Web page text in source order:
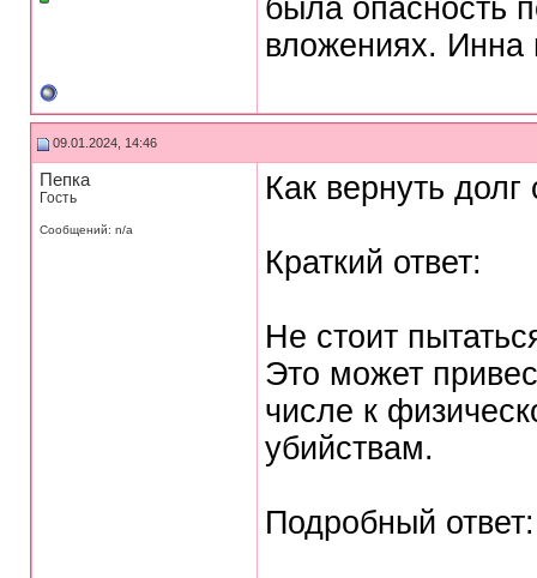
была опасность
вложениях. Инна
09.01.2024, 14:46
Пепка
Гость
Сообщений: n/a
Как вернуть
Краткий ответ:
Не стоит
Это может
числе к
убийствам.
Подробный ответ: